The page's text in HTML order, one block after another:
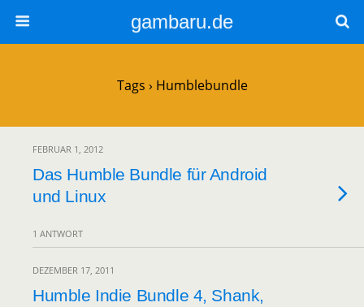
gambaru.de
Tags › Humblebundle
FEBRUAR 1, 2012
Das Humble Bundle für Android
und Linux
1 ANTWORT
DEZEMBER 17, 2011
Humble Indie Bundle 4, Shank,